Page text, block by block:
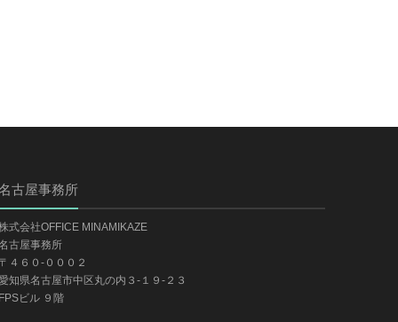
古屋事務所
式会社OFFICE MINAMIKAZE
古屋事務所
４６０-０００２
知県名古屋市中区丸の内３-１９-２３
ビル ９階